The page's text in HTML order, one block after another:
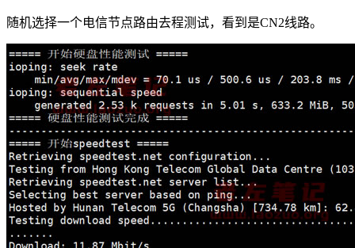
随机选择一个电信节点路由去程测试，看到是CN2线路。